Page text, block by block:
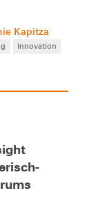
Kapitza
Innovation